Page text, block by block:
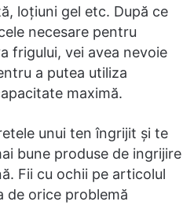
loțiuni gel etc. După ce
necesare pentru
frigului, vei avea nevoie
a putea utiliza
maximă.
unui ten îngrijit și te
bune produse de ingrijire
Fii cu ochii pe articolul
de orice problemă